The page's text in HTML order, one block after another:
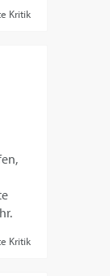
Kritik
Kritik